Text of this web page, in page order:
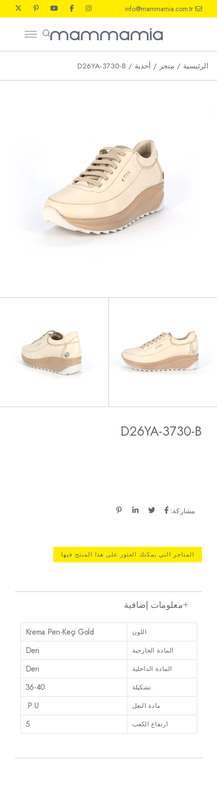
the
info@mammamia.com.tr
الرئيسية متجر أحذية D26YA-3730-B
D26YA-3730-B
مشاركة:
المتاجر التي يمكنك العثور على هذا المنتج فيها
معلومات إضافية
اللون Krema Pen-Keçi Gold
المادة الخارجية Deri
المادة الداخلية Deri
تشكيلة 36-40
مادة النعل P.U.
ارتفاع الكعب 5